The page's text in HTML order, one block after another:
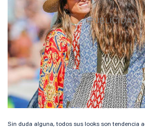
Sin duda alguna, todos sus looks son tendencia